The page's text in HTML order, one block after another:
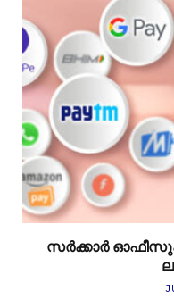
സര്‍ക്കാര്‍